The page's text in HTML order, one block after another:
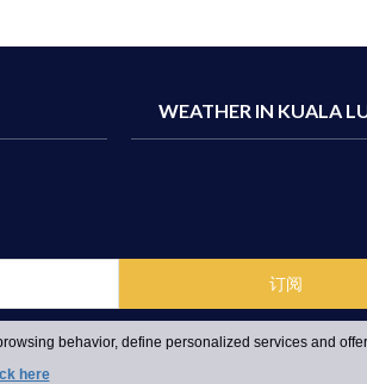
WEATHER IN KUALA
behavior, define personalized services and
here